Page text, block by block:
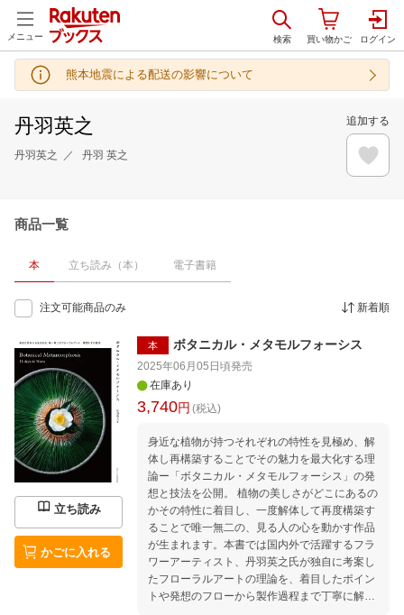
メニュー
熊本地震による配送の影響について
丹羽英之
丹羽英之 丹羽 英之
追加する
商品一覧
本 立ち読み（本） 電子書籍
注文可能商品のみ 新着順
立ち読み
かごに入れる
本 ボタニカル・メタモルフォーシス
2025年06月05日頃発売
在庫あり
3,740円 (税込)
身近な植物が持つそれぞれの特性を見極め、解
体し再構築することでその魅力を最大化する理
論ー「ボタニカル・メタモルフォーシス」の発
想と技法を公開。 植物の美しさがどこにあるの
かその特性に着目し、一度解体して再度構築す
ることで唯一無二の、見る人の心を動かす作品
が生まれます。本書では国内外で活躍するフラ
ワーアーティスト、丹羽英之氏が独自に考案し
たフローラルアートの理論を、着目したポイン
トや発想のフローから製作過程まで丁寧に解